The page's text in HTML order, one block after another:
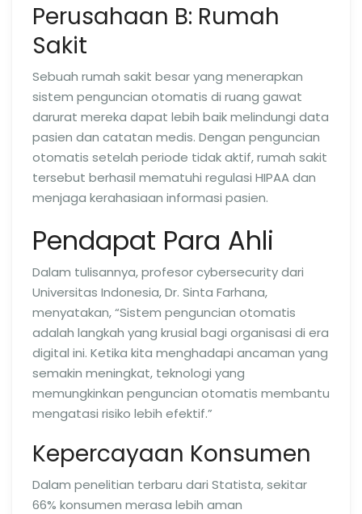
Perusahaan B: Rumah
Sakit
Sebuah rumah sakit besar yang menerapkan
sistem penguncian otomatis di ruang gawat
darurat mereka dapat lebih baik melindungi data
pasien dan catatan medis. Dengan penguncian
otomatis setelah periode tidak aktif, rumah sakit
tersebut berhasil mematuhi regulasi HIPAA dan
menjaga kerahasiaan informasi pasien.
Pendapat Para Ahli
Dalam tulisannya, profesor cybersecurity dari
Universitas Indonesia, Dr. Sinta Farhana,
menyatakan, “Sistem penguncian otomatis
adalah langkah yang krusial bagi organisasi di era
digital ini. Ketika kita menghadapi ancaman yang
semakin meningkat, teknologi yang
memungkinkan penguncian otomatis membantu
mengatasi risiko lebih efektif.”
Kepercayaan Konsumen
Dalam penelitian terbaru dari Statista, sekitar
66% konsumen merasa lebih aman